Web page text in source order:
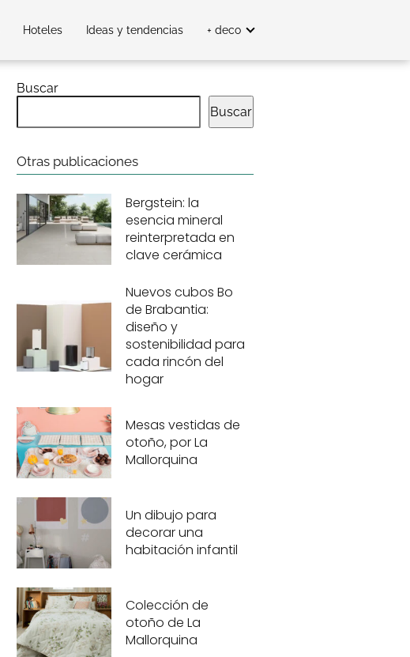
Hoteles Ideas y tendencias + deco
Buscar
Buscar
Otras publicaciones
Bergstein: la
esencia mineral
reinterpretada en
clave cerámica
Nuevos cubos Bo
de Brabantia:
diseño y
sostenibilidad para
cada rincón del
hogar
Mesas vestidas de
otoño, por La
Mallorquina
Un dibujo para
decorar una
habitación infantil
Colección de
otoño de La
Mallorquina